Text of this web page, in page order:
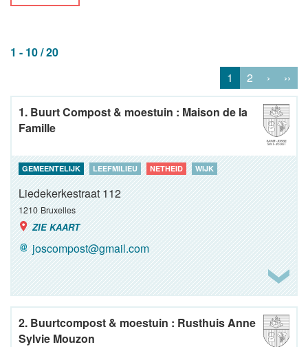
1 - 10 / 20
1
2 › ››
1. Buurt Compost & moestuin : Maison de la
Famille
GEMEENTELIJK LEEFMILIEU NETHEID WIJK
Liedekerkestraat 112
1210 Bruxelles
ZIE KAART
joscompost@gmail.com
2. Buurtcompost & moestuin : Rusthuis Anne
Sylvie Mouzon